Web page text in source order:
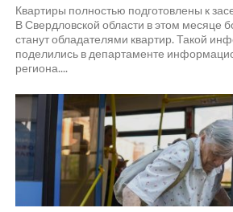
Квартиры полностью подготовлены к
В Свердловской области в этом месяце
станут обладателями квартир. Такой
поделились в департаменте
региона....